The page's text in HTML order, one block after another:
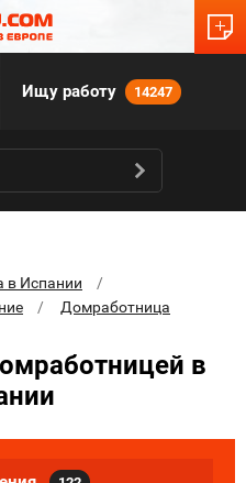
Ищу работу 14247
в Испании
Домработница
в